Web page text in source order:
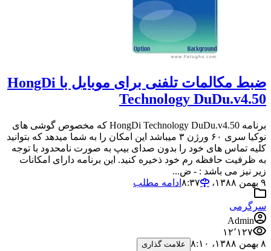
ضبط مکالمات تلفنی برای موبایل با HongDi
Technology DuDu.v4.50
برنامه HongDi Technology DuDu.v4.50 که مخصوص گوشی های
نوکیا سری ۶۰ ورژن ۳ میباشد این امکان را به شما میدهد که بتوانید
کلیه تماس های خود را بدون صدای بیپ به صورت نامحدود با توجه
به ظرفیت حافظه رم خود ذخیره کنید. این برنامه دارای امکانات
زیر نیز می باشد : - ض...
۹ بهمن ۱۳۸۸،‏ ۸:۳۷
ادامه مطلب
سرگرمی
Admin
۱۲٬۱۲۷
۸ بهمن ۱۳۸۸،‏ ۸:۱۰
علامت گذاری